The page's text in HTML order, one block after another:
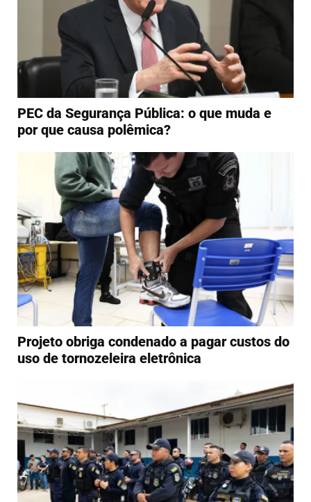
PEC da Segurança Pública: o que muda e
por que causa polêmica?
Projeto obriga condenado a pagar custos do
uso de tornozeleira eletrônica